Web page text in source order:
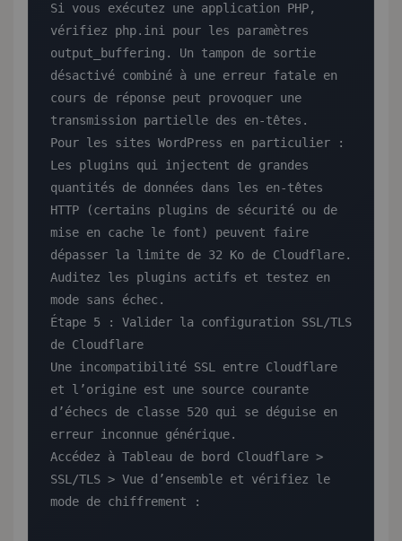
Si vous exécutez une application PHP,
vérifiez php.ini pour les paramètres
output_buffering. Un tampon de sortie
désactivé combiné à une erreur fatale en
cours de réponse peut provoquer une
transmission partielle des en-têtes.
Pour les sites WordPress en particulier :
Les plugins qui injectent de grandes
quantités de données dans les en-têtes
HTTP (certains plugins de sécurité ou de
mise en cache le font) peuvent faire
dépasser la limite de 32 Ko de Cloudflare.
Auditez les plugins actifs et testez en
mode sans échec.
Étape 5 : Valider la configuration SSL/TLS
de Cloudflare
Une incompatibilité SSL entre Cloudflare
et l’origine est une source courante
d’échecs de classe 520 qui se déguise en
erreur inconnue générique.
Accédez à Tableau de bord Cloudflare >
SSL/TLS > Vue d’ensemble et vérifiez le
mode de chiffrement :